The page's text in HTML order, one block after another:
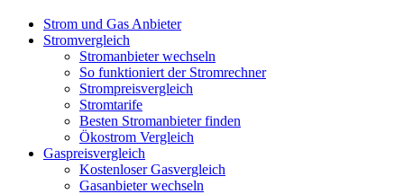
Strom und Gas Anbieter
Stromvergleich
Stromanbieter wechseln
So funktioniert der Stromrechner
Strompreisvergleich
Stromtarife
Besten Stromanbieter finden
Ökostrom Vergleich
Gaspreisvergleich
Kostenloser Gasvergleich
Gasanbieter wechseln